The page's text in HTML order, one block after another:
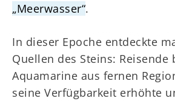
„Meerwasser“.
In dieser Epoche entdeckte
Quellen des Steins: Reisende
Aquamarine aus fernen
seine Verfügbarkeit erhöhte